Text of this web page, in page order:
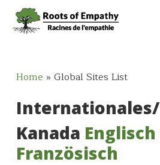
main
Home » Global Sites List
Internationales/
Kanada Englisch
Französisch